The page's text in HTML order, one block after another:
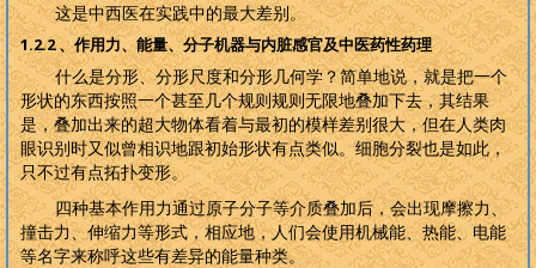
这是中西医在实践中的最大差别。
1.2.2、作用力、能量、分子机器与内脏感官及中医药性药理
什么是分形、分形尺度和分形几何学？简单地说，就是把一个
形状的东西按照一个甚至几个规则规则无限地叠加下去，其结果
是，叠加出来的超大物体看着与最初的模样差别很大，但在人类肉
眼识别时又似曾相识地跟初始形状有点类似。细胞分裂也是如此，
只不过有点拓扑变形。
四种基本作用力通过原子分子等介质叠加后，会出现摩擦力、
撞击力、伸缩力等形式，相应地，人们会使用机械能、热能、电能
等名字来称呼这些有差异的能量种类。